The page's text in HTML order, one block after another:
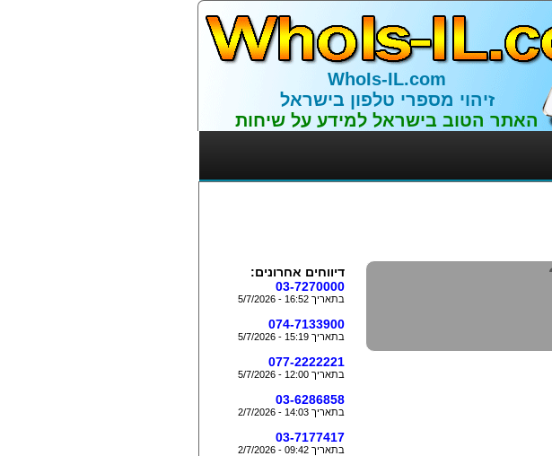
WhoIs-IL.com
זיהוי מספרי טלפון בישראל
האתר הטוב בישראל למידע על שיחות
דיווחים אחרונים:
03-7270000
בתאריך 16:52 - 5/7/2026
074-7133900
בתאריך 15:19 - 5/7/2026
077-2222221
בתאריך 12:00 - 5/7/2026
03-6286858
בתאריך 14:03 - 2/7/2026
03-7177417
בתאריך 09:42 - 2/7/2026